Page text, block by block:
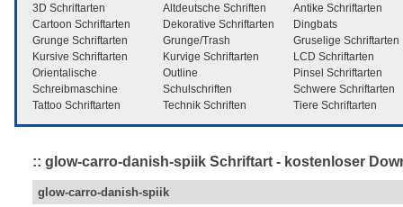
3D Schriftarten Altdeutsche Schriften
Antike Schriftarten
Cartoon Schriftarten
Dekorative Schriftarten
Dingbats
Grunge Schriftarten
Grunge/Trash
Gruselige Schriftarten
Kursive Schriftarten
Kurvige Schriftarten
LCD Schriftarten
Orientalische
Outline
Pinsel Schriftarten
Schreibmaschine
Schulschriften
Schwere Schriftarten
Tattoo Schriftarten
Technik Schriften Tiere Schriftarten
:: glow-carro-danish-spiik Schriftart - kostenloser
glow-carro-danish-spiik